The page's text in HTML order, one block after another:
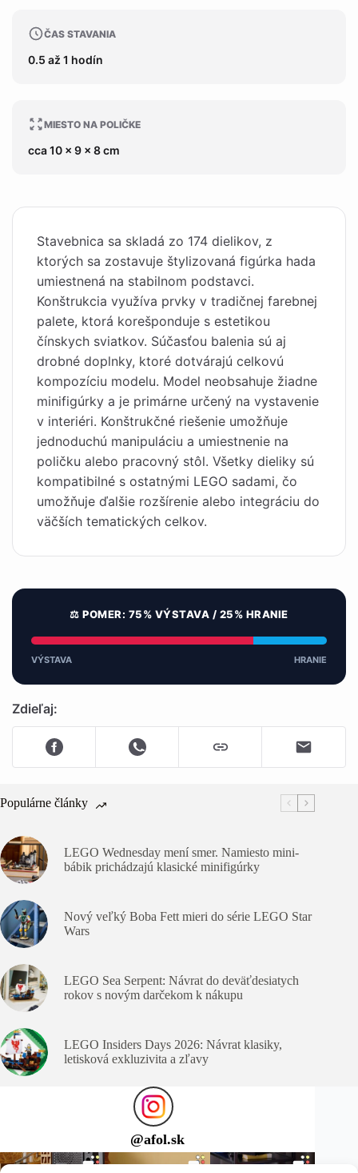
ČAS STAVANIA
0.5 až 1 hodín
MIESTO NA POLIČKE
cca 10 x 9 x 8 cm
Stavebnica sa skladá zo 174 dielikov, z
ktorých sa zostavuje štylizovaná figúrka hada
umiestnená na stabilnom podstavci.
Konštrukcia využíva prvky v tradičnej farebnej
palete, ktorá korešponduje s estetikou
čínskych sviatkov. Súčasťou balenia sú aj
drobné doplnky, ktoré dotvárajú celkovú
kompozíciu modelu. Model neobsahuje žiadne
minifigúrky a je primárne určený na vystavenie
v interiéri. Konštrukčné riešenie umožňuje
jednoduchú manipuláciu a umiestnenie na
poličku alebo pracovný stôl. Všetky dieliky sú
kompatibilné s ostatnými LEGO sadami, čo
umožňuje ďalšie rozšírenie alebo integráciu do
väčších tematických celkov.
⚖️ POMER: 75% VÝSTAVA / 25% HRANIE
VÝSTAVA HRANIE
Zdieľaj:
Populárne články
LEGO Wednesday mení smer. Namiesto mini-
bábik prichádzajú klasické minifigúrky
Nový veľký Boba Fett mieri do série LEGO Star
Wars
LEGO Sea Serpent: Návrat do deväťdesiatych
rokov s novým darčekom k nákupu
LEGO Insiders Days 2026: Návrat klasiky,
letisková exkluzivita a zľavy
@afol.sk